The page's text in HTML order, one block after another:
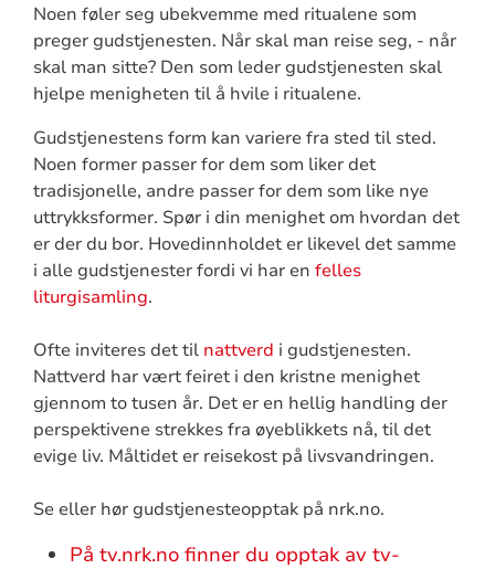
Noen føler seg ubekvemme med ritualene som
preger gudstjenesten. Når skal man reise seg, - når
skal man sitte? Den som leder gudstjenesten skal
hjelpe menigheten til å hvile i ritualene.
Gudstjenestens form kan variere fra sted til sted.
Noen former passer for dem som liker det
tradisjonelle, andre passer for dem som like nye
uttrykksformer. Spør i din menighet om hvordan det
er der du bor. Hovedinnholdet er likevel det samme
i alle gudstjenester fordi vi har en felles
liturgisamling.
Ofte inviteres det til nattverd i gudstjenesten.
Nattverd har vært feiret i den kristne menighet
gjennom to tusen år. Det er en hellig handling der
perspektivene strekkes fra øyeblikkets nå, til det
evige liv. Måltidet er reisekost på livsvandringen.
Se eller hør gudstjenesteopptak på nrk.no.
På tv.nrk.no finner du opptak av tv-